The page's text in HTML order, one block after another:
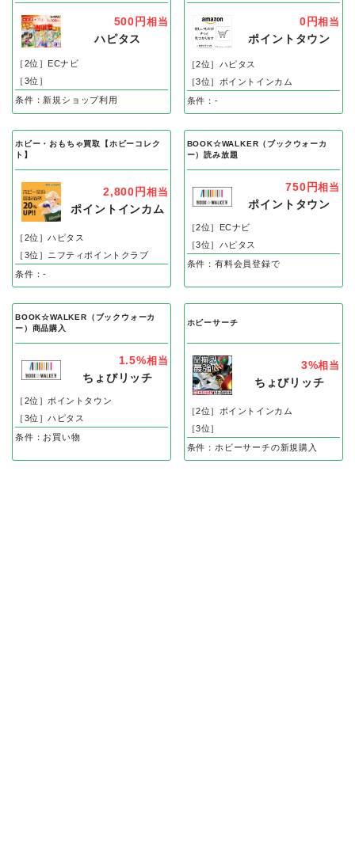
500円 相当
ハピタス
［2位］ECナビ
［3位］
条件：新規ショップ利用
0円相当
ポイントタウン
［2位］ハピタス
［3位］ポイントインカム
条件：-
ホビー・おもちゃ買取【ホビーコレク
ト】
2,800円 相当
ポイントインカム
［2位］ハピタス
［3位］ニフティポイントクラブ
条件：-
BOOK☆WALKER（ブックウォーカ
ー）読み放題
750円相当
ポイントタウン
［2位］ECナビ
［3位］ハピタス
条件：有料会員登録で
BOOK☆WALKER（ブックウォーカ
ー）商品購入
1.5%相当
ちょびリッチ
［2位］ポイントタウン
［3位］ハピタス
条件：お買い物
ホビーサーチ
3%相当
ちょびリッチ
［2位］ポイントインカム
［3位］
条件：ホビーサーチの新規購入